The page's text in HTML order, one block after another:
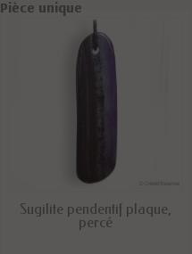
DERNIERS ARTICLES EN STOCK
Pièce unique
Sugilite pendentif plaque,
percé
Pièce unique